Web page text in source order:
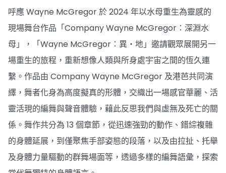
呼應 Wayne McGregor 於 2024 年以水母重生為靈感的
現場舞台作品「Company Wayne McGregor：深淵水
母」，「Wayne McGregor：異・地」邀請觀眾展開另一
場重生的旅程，重新想像人類與所身處宇宙之間的恆久連
繫。作品由 Company Wayne McGregor 及港芭共同演
繹，舞者化身為高度擬真的形體，交織出一場感官華麗、活
靈活現的編舞與聲音體驗，藉此反思我們與虛無及死亡的關
係。舞作共分為 13 個章節，從迅速強勁的動作、錯綜複雜
的身體延展，到僅聚焦手部姿態的段落，以及由拉扯、托舉
及身體力量驅動的群舞場面等，透過多樣的編舞語彙，探索